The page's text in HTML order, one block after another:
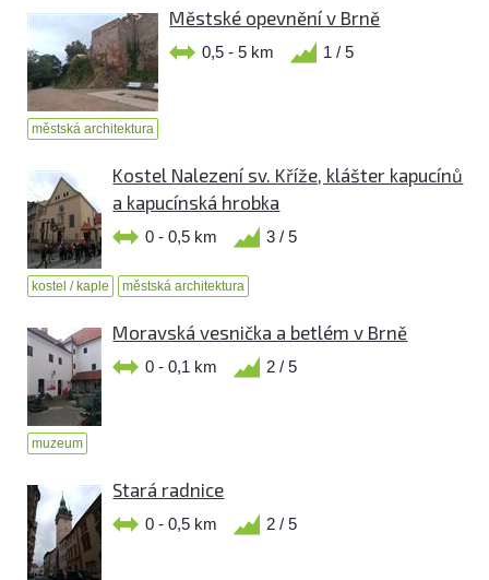
Městské opevnění v Brně
0,5 - 5 km 1 / 5
městská architektura
Kostel Nalezení sv. Kříže, klášter kapucínů
a kapucínská hrobka
0 - 0,5 km 3 / 5
kostel / kaple městská architektura
Moravská vesnička a betlém v Brně
0 - 0,1 km 2 / 5
muzeum
Stará radnice
0 - 0,5 km 2 / 5